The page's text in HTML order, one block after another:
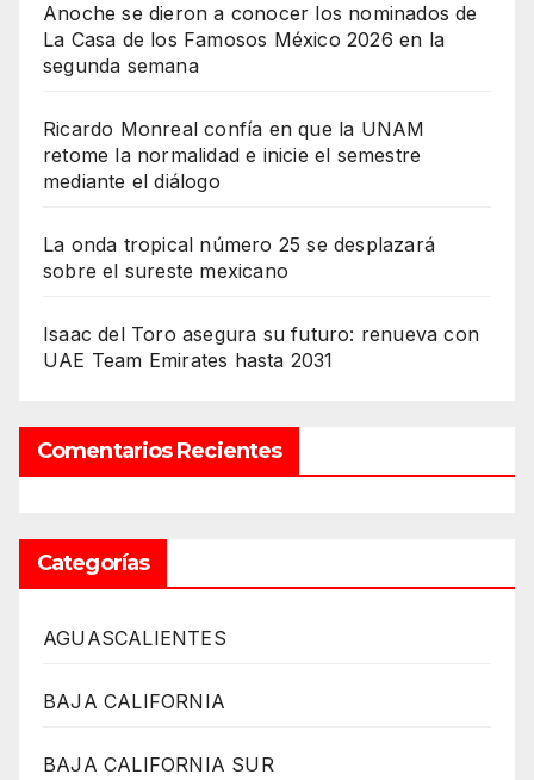
Anoche se dieron a conocer los nominados de
La Casa de los Famosos México 2026 en la
segunda semana
Ricardo Monreal confía en que la UNAM
retome la normalidad e inicie el semestre
mediante el diálogo
La onda tropical número 25 se desplazará
sobre el sureste mexicano
Isaac del Toro asegura su futuro: renueva con
UAE Team Emirates hasta 2031
Comentarios Recientes
Categorías
AGUASCALIENTES
BAJA CALIFORNIA
BAJA CALIFORNIA SUR